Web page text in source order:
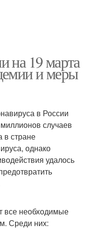
на 19 марта
и меры
в России
случаев
в стране
однако
удалось
все необходимые
Среди них: